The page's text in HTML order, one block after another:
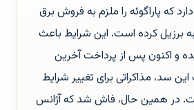
که پاراگوئه را ملزم به فروش برق
برزیل کرده است. این شرایط باعث
و اکنون پس از پرداخت آخرین
سد، مذاکراتی برای تغییر شرایط
در همین حال، فاش شد که آژانس